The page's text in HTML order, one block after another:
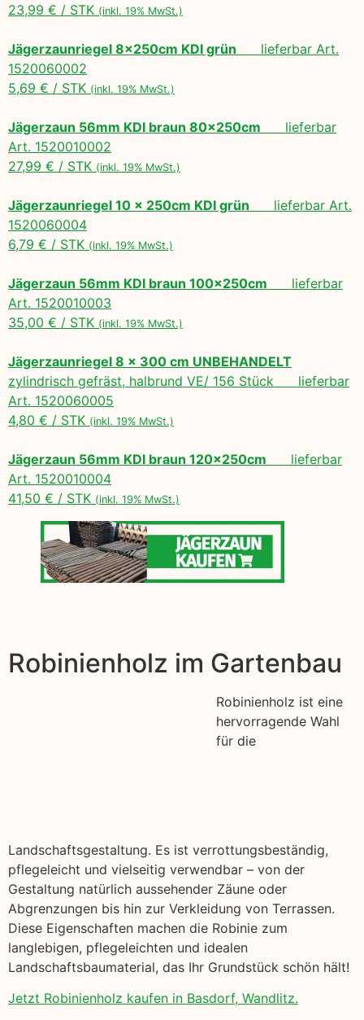
23,99 € / STK (inkl. 19% MwSt.)
Jägerzaunriegel 8x250cm KDI grün lieferbar Art.
1520060002
5,69 € / STK (inkl. 19% MwSt.)
Jägerzaun 56mm KDI braun 80x250cm lieferbar
Art. 1520010002
27,99 € / STK (inkl. 19% MwSt.)
Jägerzaunriegel 10 x 250cm KDI grün lieferbar Art.
1520060004
6,79 € / STK (inkl. 19% MwSt.)
Jägerzaun 56mm KDI braun 100x250cm lieferbar
Art. 1520010003
35,00 € / STK (inkl. 19% MwSt.)
Jägerzaunriegel 8 x 300 cm UNBEHANDELT
zylindrisch gefräst, halbrund VE/ 156 Stück lieferbar
Art. 1520060005
4,80 € / STK (inkl. 19% MwSt.)
Jägerzaun 56mm KDI braun 120x250cm lieferbar
Art. 1520010004
41,50 € / STK (inkl. 19% MwSt.)
Robinienholz im Gartenbau
Robinienholz ist eine
hervorragende Wahl
für die
Landschaftsgestaltung. Es ist verrottungsbeständig,
pflegeleicht und vielseitig verwendbar – von der
Gestaltung natürlich aussehender Zäune oder
Abgrenzungen bis hin zur Verkleidung von Terrassen.
Diese Eigenschaften machen die Robinie zum
langlebigen, pflegeleichten und idealen
Landschaftsbaumaterial, das Ihr Grundstück schön hält!
Jetzt Robinienholz kaufen in Basdorf, Wandlitz.